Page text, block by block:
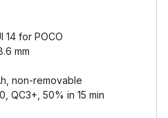
14 for POCO
mm
non-removable
QC3+, 50% in 15 min